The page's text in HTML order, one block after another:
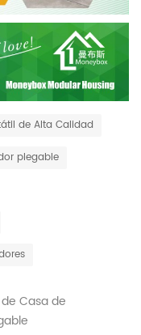
de Alta Calidad
plegable
Casa de